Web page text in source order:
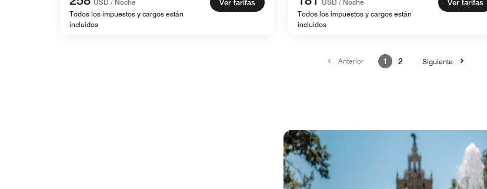
USD / Noche
Todos los impuestos y cargos están
incluidos
Ver tarifas
USD / Noche
Todos los impuestos y cargos están
incluidos
Ver tarifas
Anterior 1 2 Siguiente